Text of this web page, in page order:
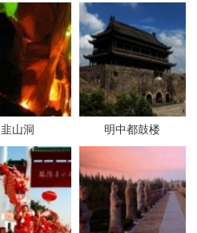
韭山洞 明中都鼓楼